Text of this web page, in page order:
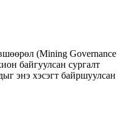
(Mining Governance
байгуулсан сургалт
энэ хэсэгт байршуулсан